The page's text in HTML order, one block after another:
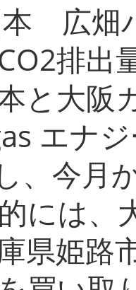
広畑
排出
と大阪
エナ
、今月
には、
県姫路